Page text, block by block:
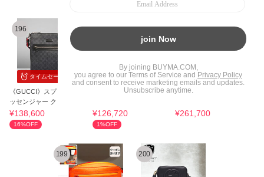
タイムセール
196
《GUCCI》スプリーム メ
ッセンジャー クロスバッ
グ 中古
¥138,600
16%OFF
タイムセール
197
美品【グッチ】GGオフィ
ッグ
¥126,720
1%OFF
198
【関税込/国内発】グッチ■
ブレム
¥261,700
199 200